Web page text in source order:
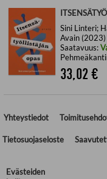
Sini Linteri;
Avain (2023)
Saatavuus:
33,02 €
Yhteystiedot
Tietosuojaseloste
Evästeiden